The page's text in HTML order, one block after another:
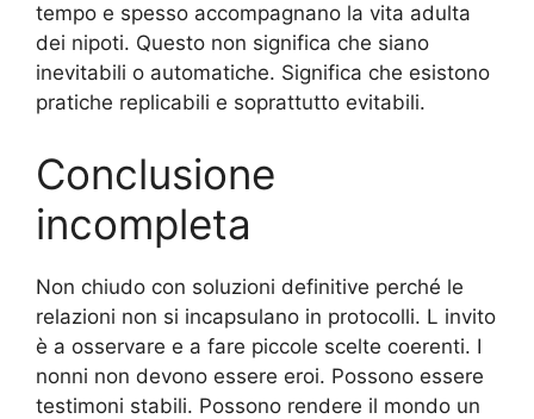
tempo e spesso accompagnano la vita adulta
dei nipoti. Questo non significa che siano
inevitabili o automatiche. Significa che esistono
pratiche replicabili e soprattutto evitabili.
Conclusione
incompleta
Non chiudo con soluzioni definitive perché le
relazioni non si incapsulano in protocolli. L invito
è a osservare e a fare piccole scelte coerenti. I
nonni non devono essere eroi. Possono essere
testimoni stabili. Possono rendere il mondo un